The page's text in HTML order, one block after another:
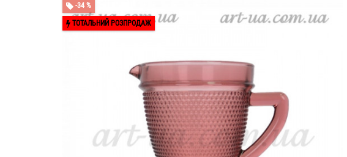
-34 %
ТОТАЛЬНИЙ РОЗПРОДАЖ